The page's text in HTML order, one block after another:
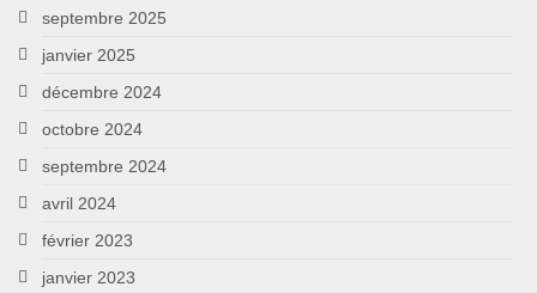
septembre 2025
janvier 2025
décembre 2024
octobre 2024
septembre 2024
avril 2024
février 2023
janvier 2023